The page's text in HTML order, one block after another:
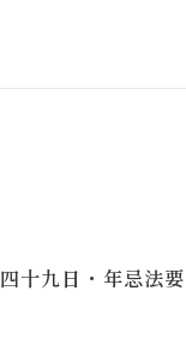
十九日・年忌法要